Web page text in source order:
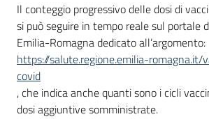
Il conteggio progressivo delle dosi di
si può seguire in tempo reale sul portale
Emilia-Romagna dedicato all’argomento:
https://salute.regione.emilia-romagna.it/
covid
, che indica anche quanti sono i cicli
dosi aggiuntive somministrate.